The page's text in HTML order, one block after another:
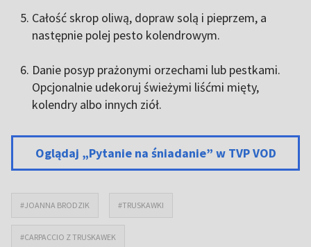
Całość skrop oliwą, dopraw solą i pieprzem, a
następnie polej pesto kolendrowym.
Danie posyp prażonymi orzechami lub pestkami.
Opcjonalnie udekoruj świeżymi liśćmi mięty,
kolendry albo innych ziół.
Oglądaj „Pytanie na śniadanie” w TVP VOD
#JOANNA BRODZIK #TRUSKAWKI
#CARPACCIO Z TRUSKAWEK